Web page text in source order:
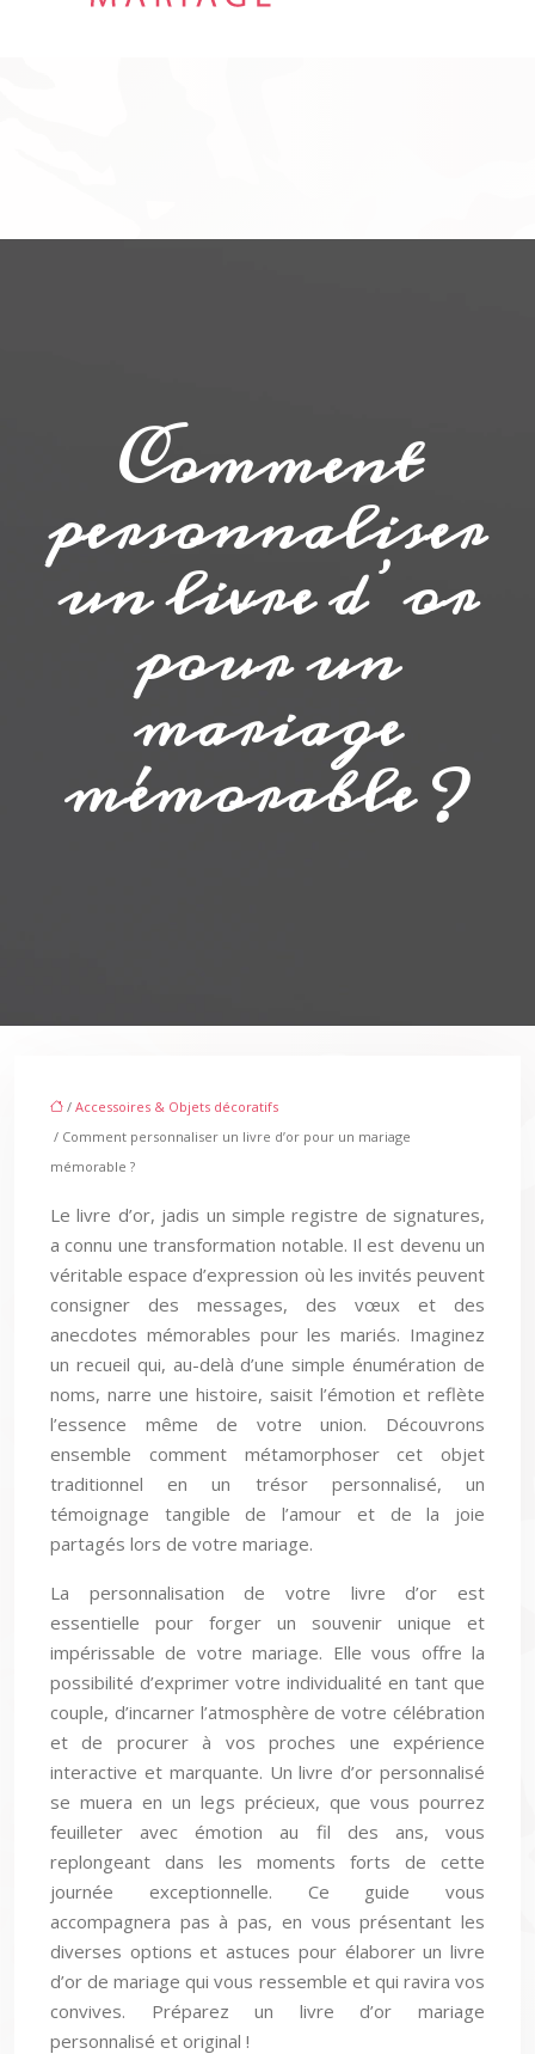
Comment
personnaliser
un livre d’or
pour un
mariage
mémorable ?
/ Accessoires & Objets décoratifs
/ Comment personnaliser un livre d’or pour un mariage
mémorable ?
Le livre d’or, jadis un simple registre de signatures,
a connu une transformation notable. Il est devenu un
véritable espace d’expression où les invités peuvent
consigner des messages, des vœux et des
anecdotes mémorables pour les mariés. Imaginez
un recueil qui, au-delà d’une simple énumération de
noms, narre une histoire, saisit l’émotion et reflète
l’essence même de votre union. Découvrons
ensemble comment métamorphoser cet objet
traditionnel en un trésor personnalisé, un
témoignage tangible de l’amour et de la joie
partagés lors de votre mariage.
La personnalisation de votre livre d’or est
essentielle pour forger un souvenir unique et
impérissable de votre mariage. Elle vous offre la
possibilité d’exprimer votre individualité en tant que
couple, d’incarner l’atmosphère de votre célébration
et de procurer à vos proches une expérience
interactive et marquante. Un livre d’or personnalisé
se muera en un legs précieux, que vous pourrez
feuilleter avec émotion au fil des ans, vous
replongeant dans les moments forts de cette
journée exceptionnelle. Ce guide vous
accompagnera pas à pas, en vous présentant les
diverses options et astuces pour élaborer un livre
d’or de mariage qui vous ressemble et qui ravira vos
convives. Préparez un livre d’or mariage
personnalisé et original !